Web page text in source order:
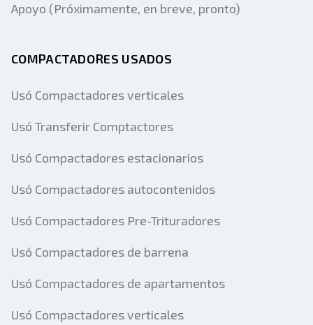
Apoyo (Próximamente, en breve, pronto)
COMPACTADORES USADOS
Usó Compactadores verticales
Usó Transferir Comptactores
Usó Compactadores estacionarios
Usó Compactadores autocontenidos
Usó Compactadores Pre-Trituradores
Usó Compactadores de barrena
Usó Compactadores de apartamentos
Usó Compactadores verticales